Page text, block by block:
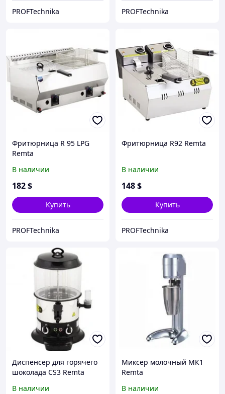
PROFTechnika PROFTechnika
Фритюрница R 95 LPG
Remta
В наличии
182$
Купить
PROFTechnika
Фритюрница R92 Remta
В наличии
148$
Купить
PROFTechnika
Диспенсер для горячего
шоколада CS3 Remta
В наличии
Миксер молочный МК1
Remta
В наличии